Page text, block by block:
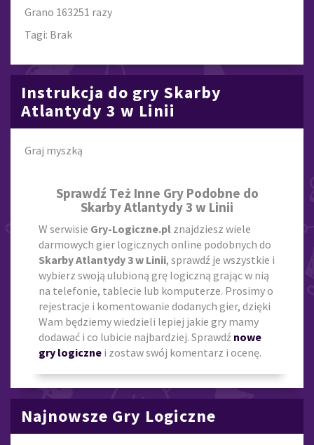
Grano 163251 razy
Tagi: Brak
Instrukcja do gry Skarby
Atlantydy 3 w Linii
Graj myszką
Sprawdź Też Inne Gry Podobne do
Skarby Atlantydy 3 w Linii
W serwisie Gry-Logiczne.pl znajdziesz wiele
darmowych gier logicznych online podobnych do
Skarby Atlantydy 3 w Linii, sprawdź je wszystkie i
wybierz swoją ulubioną grę logiczną grając w nią
na telefonie, tablecie lub komputerze. Prosimy o
rejestracje i komentowanie dodanych gier, dzięki
Wam będziemy wiedzieli lepiej jakie gry mamy
dodawać i co lubicie najbardziej. Sprawdź nowe
gry logiczne i zostaw swój komentarz i ocenę.
Najnowsze Gry Logiczne